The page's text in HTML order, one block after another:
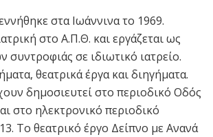
στα Ιωάννινα το 1969.
στο Α.Π.Θ. και εργάζεται ως
συντροφιάς σε ιδιωτικό ιατρείο.
θεατρικά έργα και διηγήματα.
δημοσιευτεί στο περιοδικό Οδός
στο ηλεκτρονικό περιοδικό
Το θεατρικό έργο Δείπνο με Ανανά